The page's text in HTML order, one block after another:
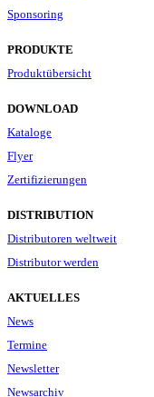
Sponsoring
PRODUKTE
Produktübersicht
DOWNLOAD
Kataloge
Flyer
Zertifizierungen
DISTRIBUTION
Distributoren weltweit
Distributor werden
AKTUELLES
News
Termine
Newsletter
Newsarchiv